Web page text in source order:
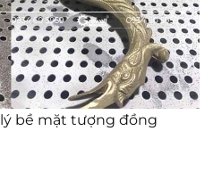
bề mặt tượng đồng